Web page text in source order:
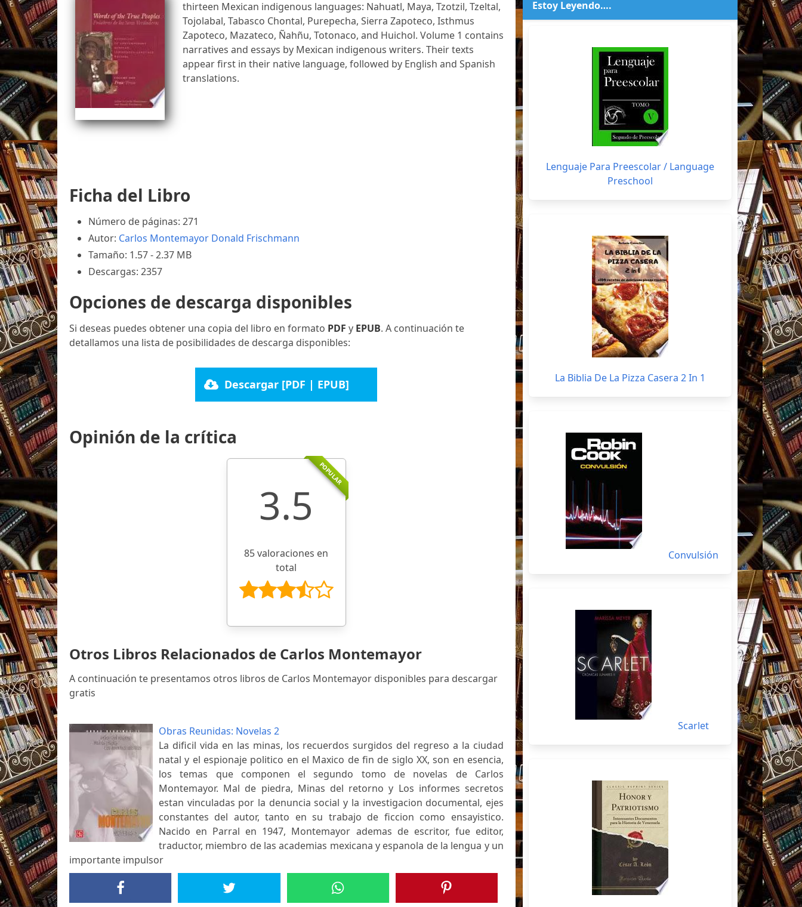
thirteen Mexican indigenous languages: Nahuatl, Maya, Tzotzil, Tzeltal,
Tojolabal, Tabasco Chontal, Purepecha, Sierra Zapoteco, Isthmus
Zapoteco, Mazateco, Ñahñu, Totonaco, and Huichol. Volume 1 contains
narratives and essays by Mexican indigenous writers. Their texts
appear first in their native language, followed by English and Spanish
translations.
Ficha del Libro
Número de páginas: 271
Autor: Carlos Montemayor Donald Frischmann
Tamaño: 1.57 - 2.37 MB
Descargas: 2357
Opciones de descarga disponibles
Si deseas puedes obtener una copia del libro en formato PDF y EPUB. A continuación te
detallamos una lista de posibilidades de descarga disponibles:
Descargar [PDF | EPUB]
Opinión de la crítica
POPULAR
3.5
85 valoraciones en
total
Otros Libros Relacionados de Carlos Montemayor
A continuación te presentamos otros libros de Carlos Montemayor disponibles para descargar
gratis
Obras Reunidas: Novelas 2
La dificil vida en las minas, los recuerdos surgidos del regreso a la ciudad
natal y el espionaje politico en el Maxico de fin de siglo XX, son en esencia,
los temas que componen el segundo tomo de novelas de Carlos
Montemayor. Mal de piedra, Minas del retorno y Los informes secretos
estan vinculadas por la denuncia social y la investigacion documental, ejes
constantes del autor, tanto en su trabajo de ficcion como ensayistico.
Nacido en Parral en 1947, Montemayor ademas de escritor, fue editor,
traductor, miembro de las academias mexicana y espanola de la lengua y un
importante impulsor
Estoy Leyendo….
Lenguaje Para Preescolar / Language
Preschool
La Biblia De La Pizza Casera 2 In 1
Convulsión
Scarlet